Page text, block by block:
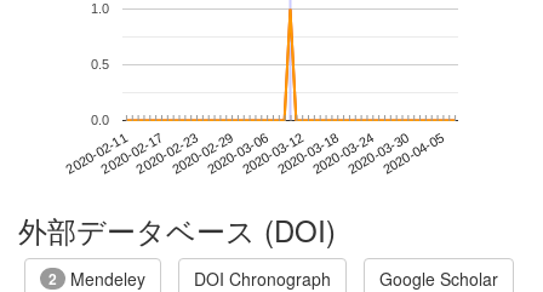
2020-02-112020-02-172020-02-232020-02-292020-03-062020-03-122020-03-182020-03-242020-03-302020-04-05
0.0
0.5
1.0
外部データベース (DOI)
2 Mendeley DOI Chronograph Google Scholar